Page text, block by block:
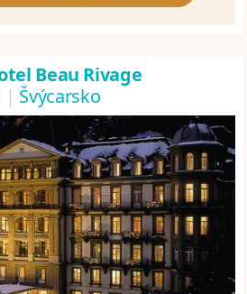
Beau Rivage
| Švýcarsko